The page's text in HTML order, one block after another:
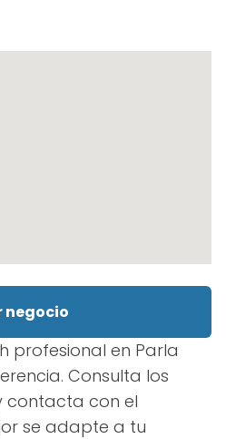
negocio
profesional en Parla
Consulta los
contacta con el
se adapte a tu